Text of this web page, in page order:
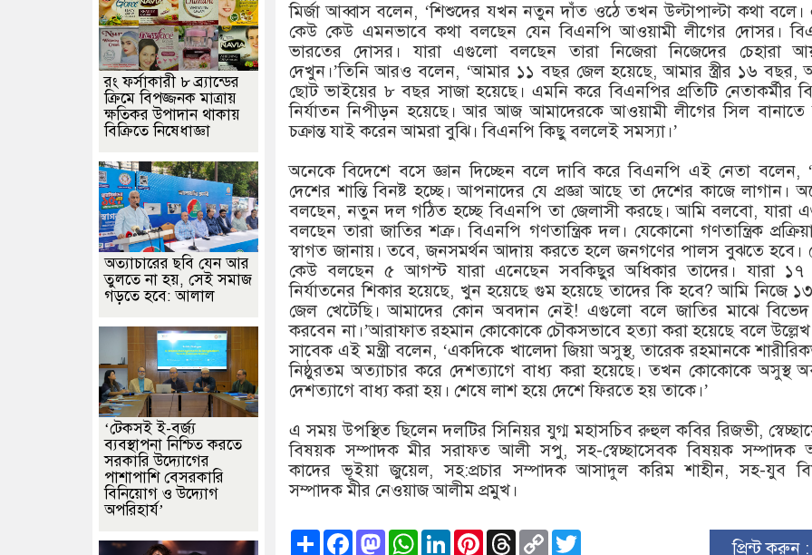
মির্জা আব্বাস বলেন, ‘শিশুদের যখন নতুন দাঁত ওঠে তখন উল্টাপাল্টা কথা
কেউ কেউ এমনভাবে কথা বলছেন যেন বিএনপি আওয়ামী লীগের দোসর।
ভারতের দোসর। যারা এগুলো বলছেন তারা নিজেরা নিজেদের চেহারা
দেখুন।’তিনি আরও বলেন, ‘আমার ১১ বছর জেল হয়েছে, আমার স্ত্রীর ১৬ বছর,
ছোট ভাইয়ের ৮ বছর সাজা হয়েছে। এমনি করে বিএনপির প্রতিটি নেতাকর্মীর
নির্যাতন নিপীড়ন হয়েছে। আর আজ আমাদেরকে আওয়ামী লীগের সিল বানাতে
চক্রান্ত যাই করেন আমরা বুঝি। বিএনপি কিছু বললেই সমস্যা।’
অনেকে বিদেশে বসে জ্ঞান দিচ্ছেন বলে দাবি করে বিএনপি এই নেতা বলেন,
দেশের শান্তি বিনষ্ট হচ্ছে। আপনাদের যে প্রজ্ঞা আছে তা দেশের কাজে লাগান।
বলছেন, নতুন দল গঠিত হচ্ছে বিএনপি তা জেলাসী করছে। আমি বলবো, যারা
বলছেন তারা জাতির শত্রু। বিএনপি গণতান্ত্রিক দল। যেকোনো গণতান্ত্রিক
স্বাগত জানায়। তবে, জনসমর্থন আদায় করতে হলে জনগণের পালস বুঝতে হবে।
কেউ বলছেন ৫ আগস্ট যারা এনেছেন সবকিছুর অধিকার তাদের। যারা
নির্যাতনের শিকার হয়েছে, খুন হয়েছে গুম হয়েছে তাদের কি হবে? আমি নিজে
জেল খেটেছি। আমাদের কোন অবদান নেই! এগুলো বলে জাতির মাঝে বিভেদ
করবেন না।’আরাফাত রহমান কোকোকে চৌকসভাবে হত্যা করা হয়েছে বলে
সাবেক এই মন্ত্রী বলেন, ‘একদিকে খালেদা জিয়া অসুস্থ, তারেক রহমানকে
নিষ্ঠুরতম অত্যাচার করে দেশত্যাগে বাধ্য করা হয়েছে। তখন কোকোকে অসুস্থ
দেশত্যাগে বাধ্য করা হয়। শেষে লাশ হয়ে দেশে ফিরতে হয় তাকে।’
এ সময় উপস্থিত ছিলেন দলটির সিনিয়র যুগ্ম মহাসচিব রুহুল কবির রিজভী,
বিষয়ক সম্পাদক মীর সরাফত আলী সপু, সহ-স্বেচ্ছাসেবক বিষয়ক সম্পাদক
কাদের ভূইয়া জুয়েল, সহ:প্রচার সম্পাদক আসাদুল করিম শাহীন, সহ-যুব
সম্পাদক মীর নেওয়াজ আলীম প্রমুখ।
ShareFacebook
Mastodon
WhatsApp
LinkedInPinterest
Threads
Copy
প্রিন্ট করুন :
রং ফর্সাকারী ৮ ব্র্যান্ডের
ক্রিমে বিপজ্জনক মাত্রায়
ক্ষতিকর উপাদান থাকায়
বিক্রিতে নিষেধাজ্ঞা
অত্যাচারের ছবি যেন আর
তুলতে না হয়, সেই সমাজ
গড়তে হবে: আলাল
‘টেকসই ই-বর্জ্য
ব্যবস্থাপনা নিশ্চিত করতে
সরকারি উদ্যোগের
পাশাপাশি বেসরকারি
বিনিয়োগ ও উদ্যোগ
অপরিহার্য’